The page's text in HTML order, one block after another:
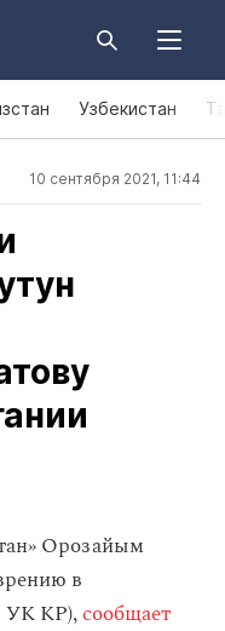
Узбекистан
10 сентября 2021, 11:44
Орозайым
в
УК КР),сообщает